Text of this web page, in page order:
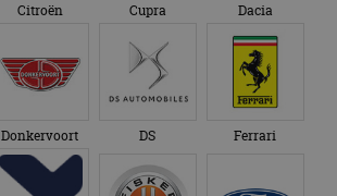
Citroën Cupra Dacia
Donkervoort DS Ferrari